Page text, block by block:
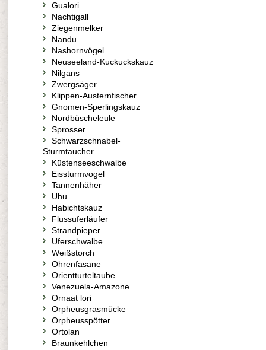
Gualori
Nachtigall
Ziegenmelker
Nandu
Nashornvögel
Neuseeland-Kuckuckskauz
Nilgans
Zwergsäger
Klippen-Austernfischer
Gnomen-Sperlingskauz
Nordbüscheleule
Sprosser
Schwarzschnabel-
Sturmtaucher
Küstenseeschwalbe
Eissturmvogel
Tannenhäher
Uhu
Habichtskauz
Flussuferläufer
Strandpieper
Uferschwalbe
Weißstorch
Ohrenfasane
Orientturteltaube
Venezuela-Amazone
Ornaat lori
Orpheusgrasmücke
Orpheusspötter
Ortolan
Braunkehlchen